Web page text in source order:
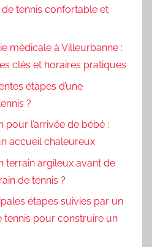
tennis confortable et
médicale à Villeurbanne :
clés et horaires pratiques
étapes d’une
?
l’arrivée de bébé :
accueil chaleureux
terrain argileux avant de
de tennis ?
étapes suivies par un
pour construire un